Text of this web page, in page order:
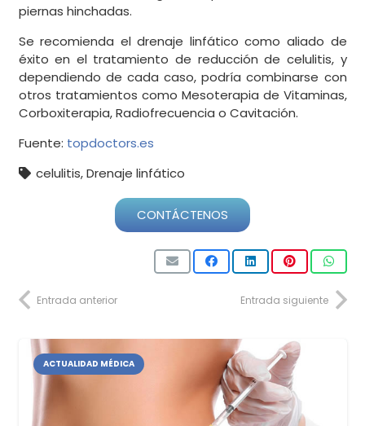
piernas hinchadas.
Se recomienda el drenaje linfático como aliado de
éxito en el tratamiento de reducción de celulitis, y
dependiendo de cada caso, podría combinarse con
otros tratamientos como Mesoterapia de Vitaminas,
Corboxiterapia, Radiofrecuencia o Cavitación.
Fuente: topdoctors.es
celulitis,Drenaje linfático
CONTÁCTENOS
Entrada anterior Entrada siguiente
ACTUALIDAD MÉDICA